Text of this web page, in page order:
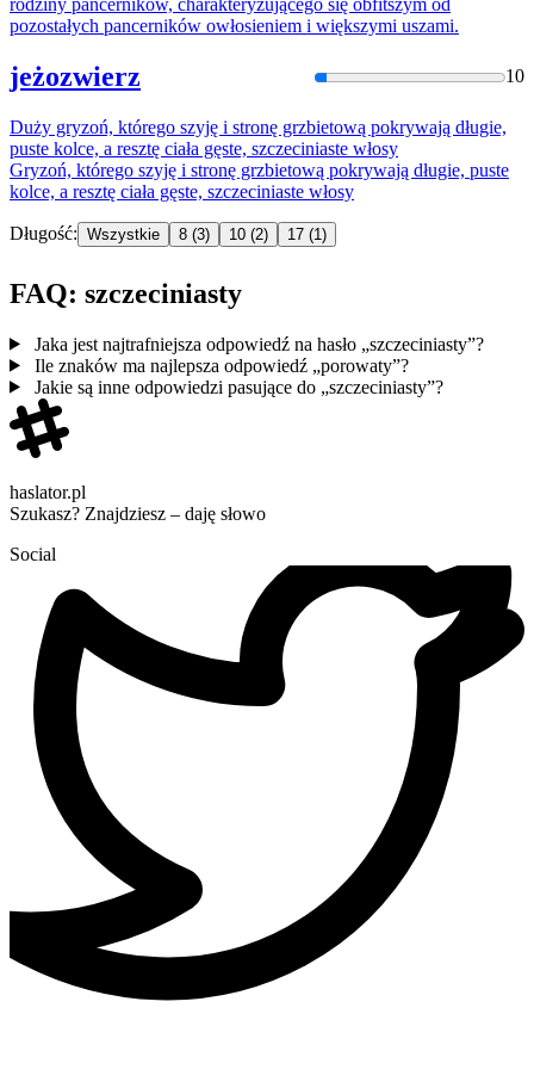
rodziny pancerników, charakteryzującego się obfitszym od
pozostałych pancerników owłosieniem i większymi uszami.
jeżozwierz 10
Duży gryzoń, którego szyję i stronę grzbietową pokrywają długie,
puste kolce, a resztę ciała gęste, szczeciniaste włosy
Gryzoń, którego szyję i stronę grzbietową pokrywają długie, puste
kolce, a resztę ciała gęste, szczeciniaste włosy
Długość: Wszystkie 8 (3) 10 (2) 17 (1)
FAQ: szczeciniasty
Jaka jest najtrafniejsza odpowiedź na hasło „szczeciniasty”?
Ile znaków ma najlepsza odpowiedź „porowaty”?
Jakie są inne odpowiedzi pasujące do „szczeciniasty”?
haslator.pl
Szukasz? Znajdziesz – daję słowo
Social